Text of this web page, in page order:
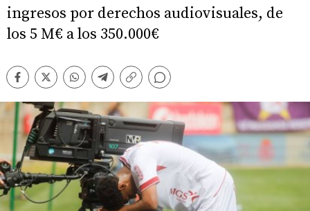
ingresos por derechos audiovisuales, de
los 5 M€ a los 350.000€
Facebook
TwitterWhatsappTelegram
Copiar
Comentarios